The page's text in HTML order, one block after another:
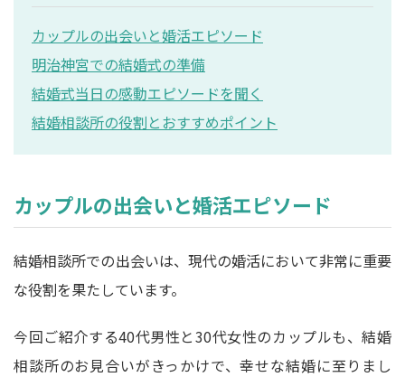
カップルの出会いと婚活エピソード
明治神宮での結婚式の準備
結婚式当日の感動エピソードを聞く
結婚相談所の役割とおすすめポイント
カップルの出会いと婚活エピソード
結婚相談所での出会いは、現代の婚活において非常に重要
な役割を果たしています。
今回ご紹介する40代男性と30代女性のカップルも、結婚
相談所のお見合いがきっかけで、幸せな結婚に至りまし